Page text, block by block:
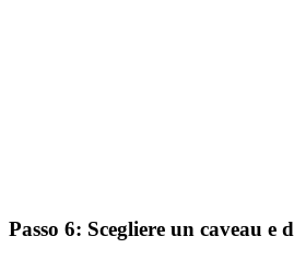
Passo 6: Scegliere un caveau e